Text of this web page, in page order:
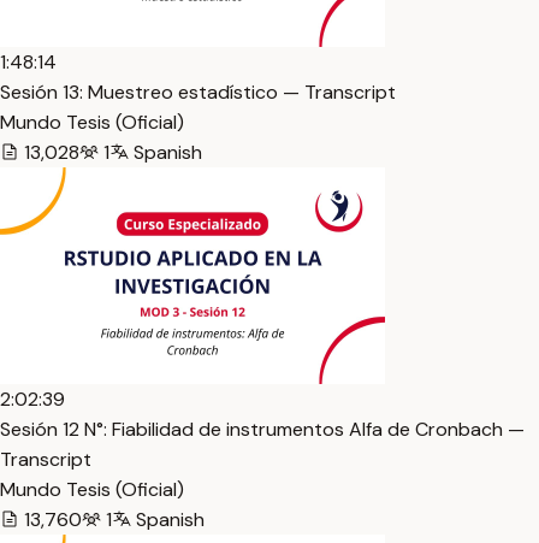
1:48:14
Sesión 13: Muestreo estadístico — Transcript
Mundo Tesis (Oficial)
13,028
1 Spanish
2:02:39
Sesión 12 N°: Fiabilidad de instrumentos Alfa de Cronbach —
Transcript
Mundo Tesis (Oficial)
13,760
1 Spanish